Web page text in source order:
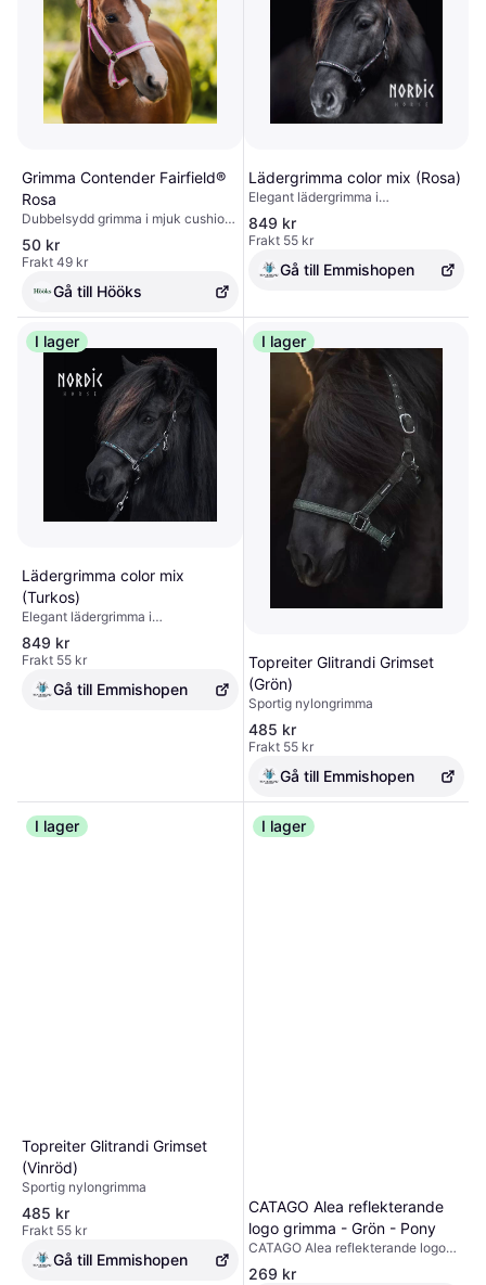
Grimma Contender Fairfield®
Rosa
Dubbelsydd grimma i mjuk cushion
tape. Justerbar i nacken.
50 kr
Frakt 49 kr
Gå till Hööks
Lädergrimma color mix (Rosa)
Elegant lädergrimma i
högkvalitativt läder med mjuk
fodring på nackstycke, sidostycken
och nosrem. Dekorerad med stenar
för en lyxig look
849 kr
Frakt 55 kr
Gå till Emmishopen
I lager
Lädergrimma color mix
(Turkos)
Elegant lädergrimma i
högkvalitativt läder med mjuk
fodring på nackstycke, sidostycken
och nosrem. Dekorerad med stenar
för en lyxig look
849 kr
Frakt 55 kr
Gå till Emmishopen
I lager
Topreiter Glitrandi Grimset
(Grön)
Sportig nylongrimma
485 kr
Frakt 55 kr
Gå till Emmishopen
I lager
Topreiter Glitrandi Grimset
(Vinröd)
Sportig nylongrimma
485 kr
Frakt 55 kr
Gå till Emmishopen
I lager
CATAGO Alea reflekterande
logo grimma - Grön - Pony
CATAGO Alea reflekterande logo
grimma Ponderosa Pine PONY
269 kr